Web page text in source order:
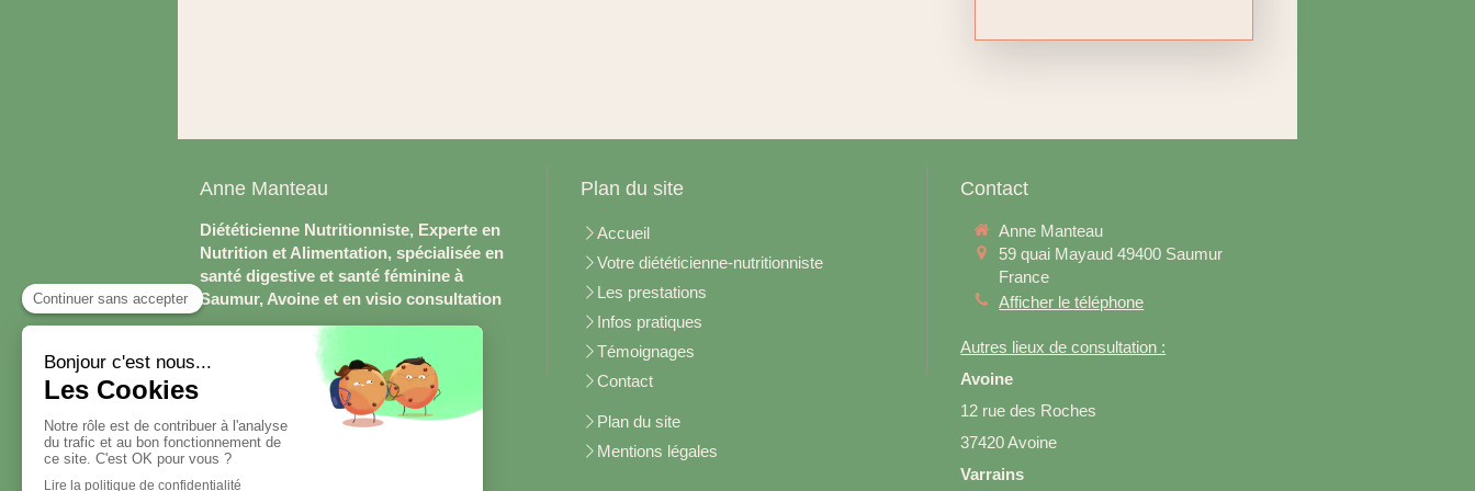
Anne Manteau
Diététicienne Nutritionniste, Experte en
Nutrition et Alimentation, spécialisée en
santé digestive et santé féminine à
Saumur, Avoine et en visio consultation
Plan du site
Accueil
Votre diététicienne-nutritionniste
Les prestations
Infos pratiques
Témoignages
Contact
Plan du site
Mentions légales
Contact
Anne Manteau
59 quai Mayaud 49400 Saumur
France
Afficher le téléphone
Autres lieux de consultation :
Avoine
12 rue des Roches
37420 Avoine
Varrains